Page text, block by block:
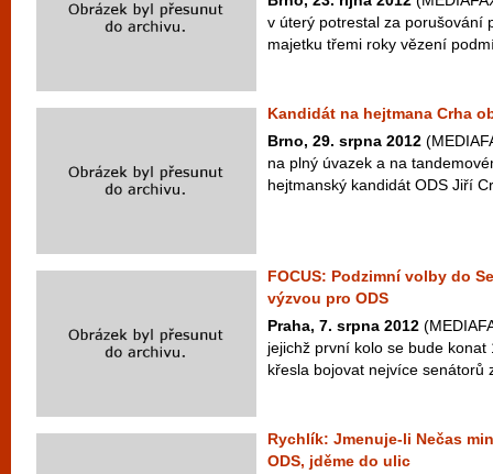
v úterý potrestal za porušování
majetku třemi roky vězení
Kandidát na hejtmana Crha
Brno, 29. srpna 2012
na plný úvazek a na
hejtmanský kandidát ODS Jiří
FOCUS: Podzimní volby do
výzvou pro ODS
Praha, 7. srpna 2012
jejichž první kolo se bude
křesla bojovat nejvíce senátorů
Rychlík: Jmenuje-li Nečas
ODS, jděme do ulic